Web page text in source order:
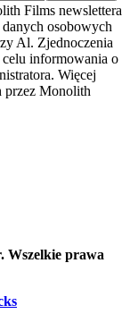
Films newslettera
osobowych
Al. Zjednoczenia
informowania o
Więcej
przez Monolith
Wszelkie prawa